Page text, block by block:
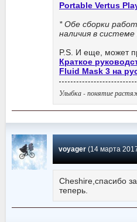
Portable Vertus
* Обе сборки
наличия в системе
P.S. И еще, может
Краткое
Fluid Mask 3 на
Улыбка - понятие
voyager(14 марта 2017
Cheshire,спасибо
теперь.